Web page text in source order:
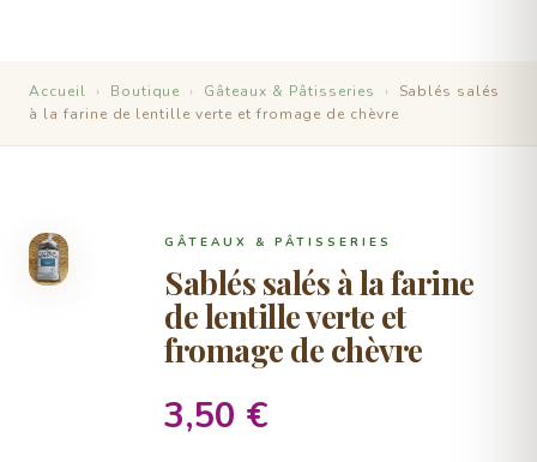
Accueil › Boutique › Gâteaux & Pâtisseries ›
Sablés salés
à la farine de lentille verte et fromage de chèvre
GÂTEAUX & PÂTISSERIES
Sablés salés à la farine
de lentille verte et
fromage de chèvre
3,50 €